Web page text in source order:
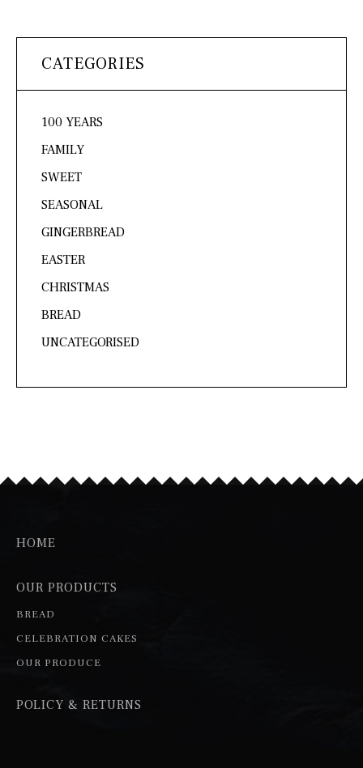
CATEGORIES
100 YEARS
FAMILY
SWEET
SEASONAL
GINGERBREAD
EASTER
CHRISTMAS
BREAD
UNCATEGORISED
HOME
OUR PRODUCTS
BREAD
CELEBRATION CAKES
OUR PRODUCE
POLICY & RETURNS